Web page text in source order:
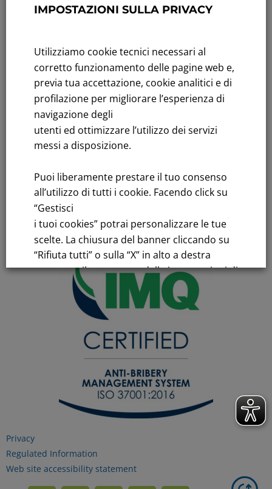
Title performance: On the stock Exchange
Tenders: All Tenders
FNM S.p.A.
Headquarters in Milan, Piazzale Cadorna, 14
fnm@legalmail.it
Register of Companies
Privacy
Regulated Information
Web site accessibility statement
IMPOSTAZIONI SULLA PRIVACY
Utilizziamo cookie tecnici necessari al
corretto funzionamento delle pagine web e,
previa tua accettazione, cookie analitici e di
profilazione per migliorare l’esperienza di
navigazione degli
utenti ed ottimizzare l’utilizzo dei servizi
messi a disposizione.
Puoi liberamente prestare il tuo consenso
all’utilizzo di tutti i cookie. Facendo click su
“Gestisci
i tuoi cookies” potrai personalizzare le tue
scelte. La chiusura del banner cliccando su
“Rifiuta tutti” o sulla “X” in alto a destra
comporta il permanere delle impostazioni di
default e la continuazione della navigazione
in assenza di cookie o altri strumenti di
tracciamento diversi da quelli tecnici.
Per maggiori informazioni consulta la
Informativa sui dati personali e cookie
privacy